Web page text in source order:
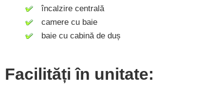
încalzire centrală
camere cu baie
baie cu cabină de duș
Facilități în unitate: